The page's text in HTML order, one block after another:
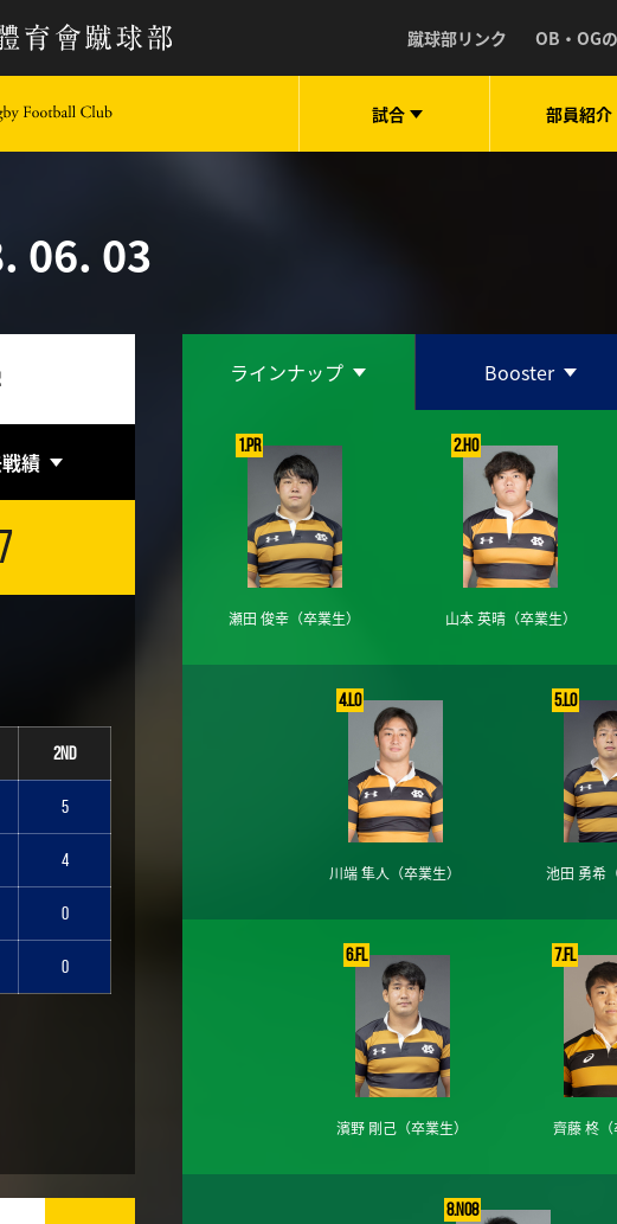
蹴球部リンク OB・OG
試合 部員紹介
06. 03
績
2nd
5
4
0
0
ラインナップ Booster
1.PR
瀬田 俊幸 （卒業生）
2.HO
山本 英晴（卒業生）
4.LO
川端 隼人 （卒業生）
5.LO
池田 勇希
6.FL
濱野 剛己 （卒業生）
7.FL
齊藤 柊（
8.No8